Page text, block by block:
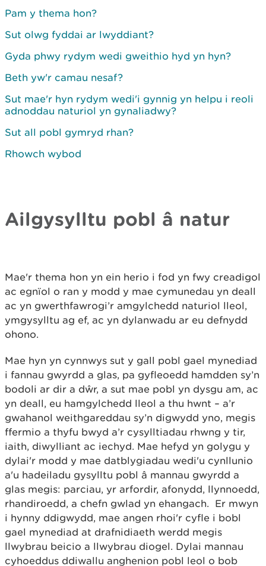
Pam y thema hon?
Sut olwg fyddai ar lwyddiant?
Gyda phwy rydym wedi gweithio hyd yn hyn?
Beth yw'r camau nesaf?
Sut mae'r hyn rydym wedi'i gynnig yn helpu i reoli
adnoddau naturiol yn gynaliadwy?
Sut all pobl gymryd rhan?
Rhowch wybod
Ailgysylltu pobl â natur
Mae'r thema hon yn ein herio i fod yn fwy creadigol
ac egnïol o ran y modd y mae cymunedau yn deall
ac yn gwerthfawrogi’r amgylchedd naturiol lleol,
ymgysylltu ag ef, ac yn dylanwadu ar eu defnydd
ohono.
Mae hyn yn cynnwys sut y gall pobl gael mynediad
i fannau gwyrdd a glas, pa gyfleoedd hamdden sy’n
bodoli ar dir a dŵr, a sut mae pobl yn dysgu am, ac
yn deall, eu hamgylchedd lleol a thu hwnt – a’r
gwahanol weithgareddau sy’n digwydd yno, megis
ffermio a thyfu bwyd a’r cysylltiadau rhwng y tir,
iaith, diwylliant ac iechyd. Mae hefyd yn golygu y
dylai'r modd y mae datblygiadau wedi'u cynllunio
a'u hadeiladu gysylltu pobl â mannau gwyrdd a
glas megis: parciau, yr arfordir, afonydd, llynnoedd,
rhandiroedd, a chefn gwlad yn ehangach. Er mwyn
i hynny ddigwydd, mae angen rhoi'r cyfle i bobl
gael mynediad at drafnidiaeth werdd megis
llwybrau beicio a llwybrau diogel. Dylai mannau
cyhoeddus ddiwallu anghenion pobl leol o bob